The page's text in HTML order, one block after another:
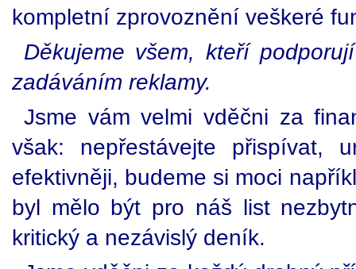
kompletní zprovoznění veškeré
Děkujeme všem, kteří
zadáváním reklamy.
Jsme vám velmi vděčni za
však: nepřestávejte přispívat,
efektivněji, budeme si moci
byl mělo být pro náš list
kritický a nezávislý deník.